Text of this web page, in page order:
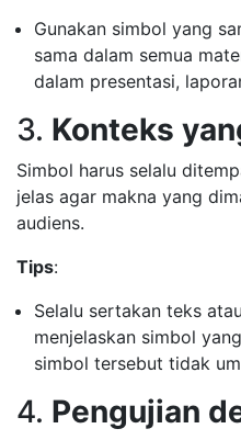
Gunakan simbol yang
sama dalam semua
dalam presentasi,
3. Konteks
Simbol harus selalu
jelas agar makna yang
audiens.
Tips:
Selalu sertakan teks
menjelaskan simbol
simbol tersebut tidak
4. Pengujian